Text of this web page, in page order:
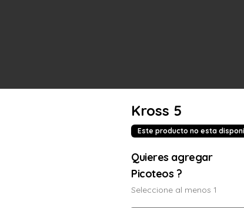
Kross 5
Este producto no esta
Quieres agregar
Picoteos ?
Seleccione al menos 1